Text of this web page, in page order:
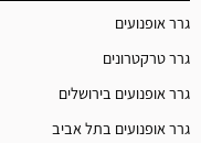
גרר אופנועים
גרר טרקטרונים
גרר אופנועים בירושלים
גרר אופנועים בתל אביב